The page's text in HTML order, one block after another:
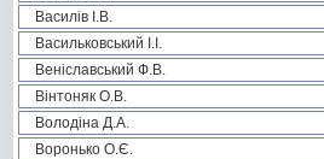
Василів І.В.
Васильковський І.І.
Веніславський Ф.В.
Вінтоняк О.В.
Володіна Д.А.
Воронько О.Є.